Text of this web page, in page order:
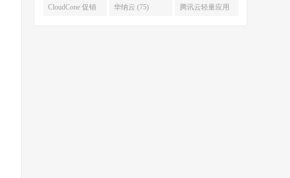
销整理 (80)
CloudCone 促销 华纳云 (75) 腾讯云轻量应用